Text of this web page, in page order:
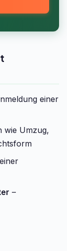
einer
wie Umzug,
–